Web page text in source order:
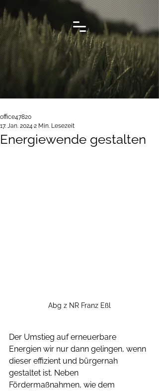
Energiewende gestalten
office47820
17. Jan. 20242 Min. Lesezeit
Abg z NR Franz Eßl
Der Umstieg auf erneuerbare
Energien wir nur dann gelingen, wenn
dieser effizient und bürgernah
gestaltet ist. Neben
Fördermaßnahmen, wie dem